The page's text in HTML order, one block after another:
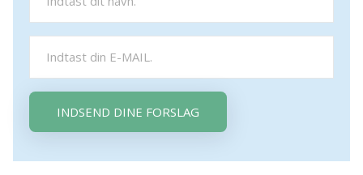
INDSEND DINE FORSLAG